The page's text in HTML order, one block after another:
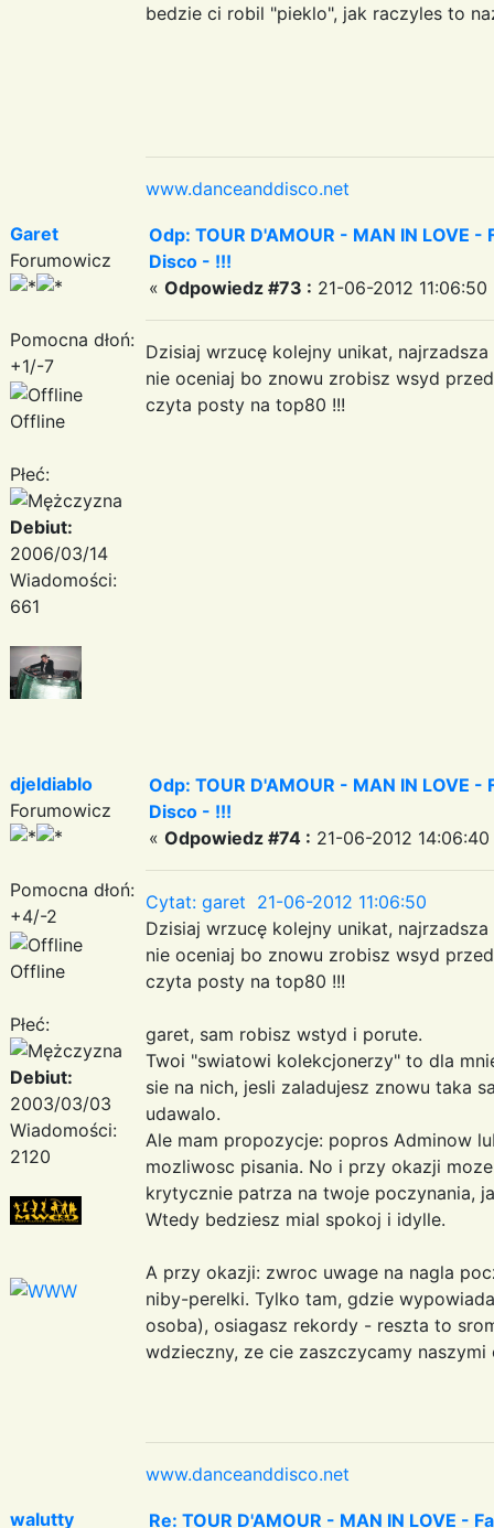
bedzie ci robil "pieklo", jak raczyles to
www.danceanddisco.net
Garet
Forumowicz
Pomocna dłoń:
+1/-7
Offline
Płeć:
Debiut:
2006/03/14
Wiadomości:
661
Odp: TOUR D'AMOUR - MAN IN LOVE
Disco - !!!
« Odpowiedz #73 : 21-06-2012 11:06:50
Dzisiaj wrzucę kolejny unikat,
nie oceniaj bo znowu zrobisz wsyd
czyta posty na top80 !!!
djeldiablo
Forumowicz
Pomocna dłoń:
+4/-2
Offline
Płeć:
Debiut:
2003/03/03
Wiadomości:
2120
Odp: TOUR D'AMOUR - MAN IN LOVE
Disco - !!!
« Odpowiedz #74 : 21-06-2012 14:06:40
Cytat: garet 21-06-2012 11:06:50
Dzisiaj wrzucę kolejny unikat,
nie oceniaj bo znowu zrobisz wsyd
czyta posty na top80 !!!
garet, sam robisz wstyd i porute.
Twoi "swiatowi kolekcjonerzy" to dla
sie na nich, jesli zaladujesz znowu taka
udawalo.
Ale mam propozycje: popros Adminow
mozliwosc pisania. No i przy okazji
krytycznie patrza na twoje poczynania,
Wtedy bedziesz mial spokoj i idylle.
A przy okazji: zwroc uwage na nagla
niby-perelki. Tylko tam, gdzie
osoba), osiagasz rekordy - reszta to
wdzieczny, ze cie zaszczycamy naszymi
www.danceanddisco.net
walutty Re: TOUR D'AMOUR - MAN IN LOVE -